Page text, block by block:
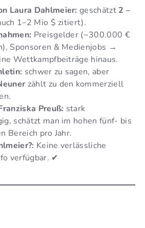
Laura Dahlmeier: geschätzt 2 –
1–2 Mio $ zitiert).
Preisgelder (~300.000 €
Sponsoren & Medienjobs →
Wettkampfbeiträge hinaus.
schwer zu sagen, aber
zählt zu den kommerziell
Preuß: stark
schätzt man im hohen fünf- bis
Bereich pro Jahr.
Keine verlässliche
verfügbar. ✔